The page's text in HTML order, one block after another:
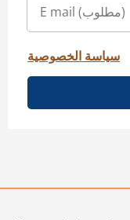
سياسة الخصوصية